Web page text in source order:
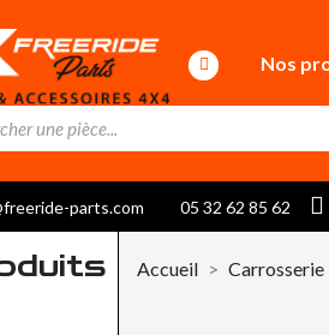
Nos
parts.com 05 32 62 85 62
Accueil Carrosserie